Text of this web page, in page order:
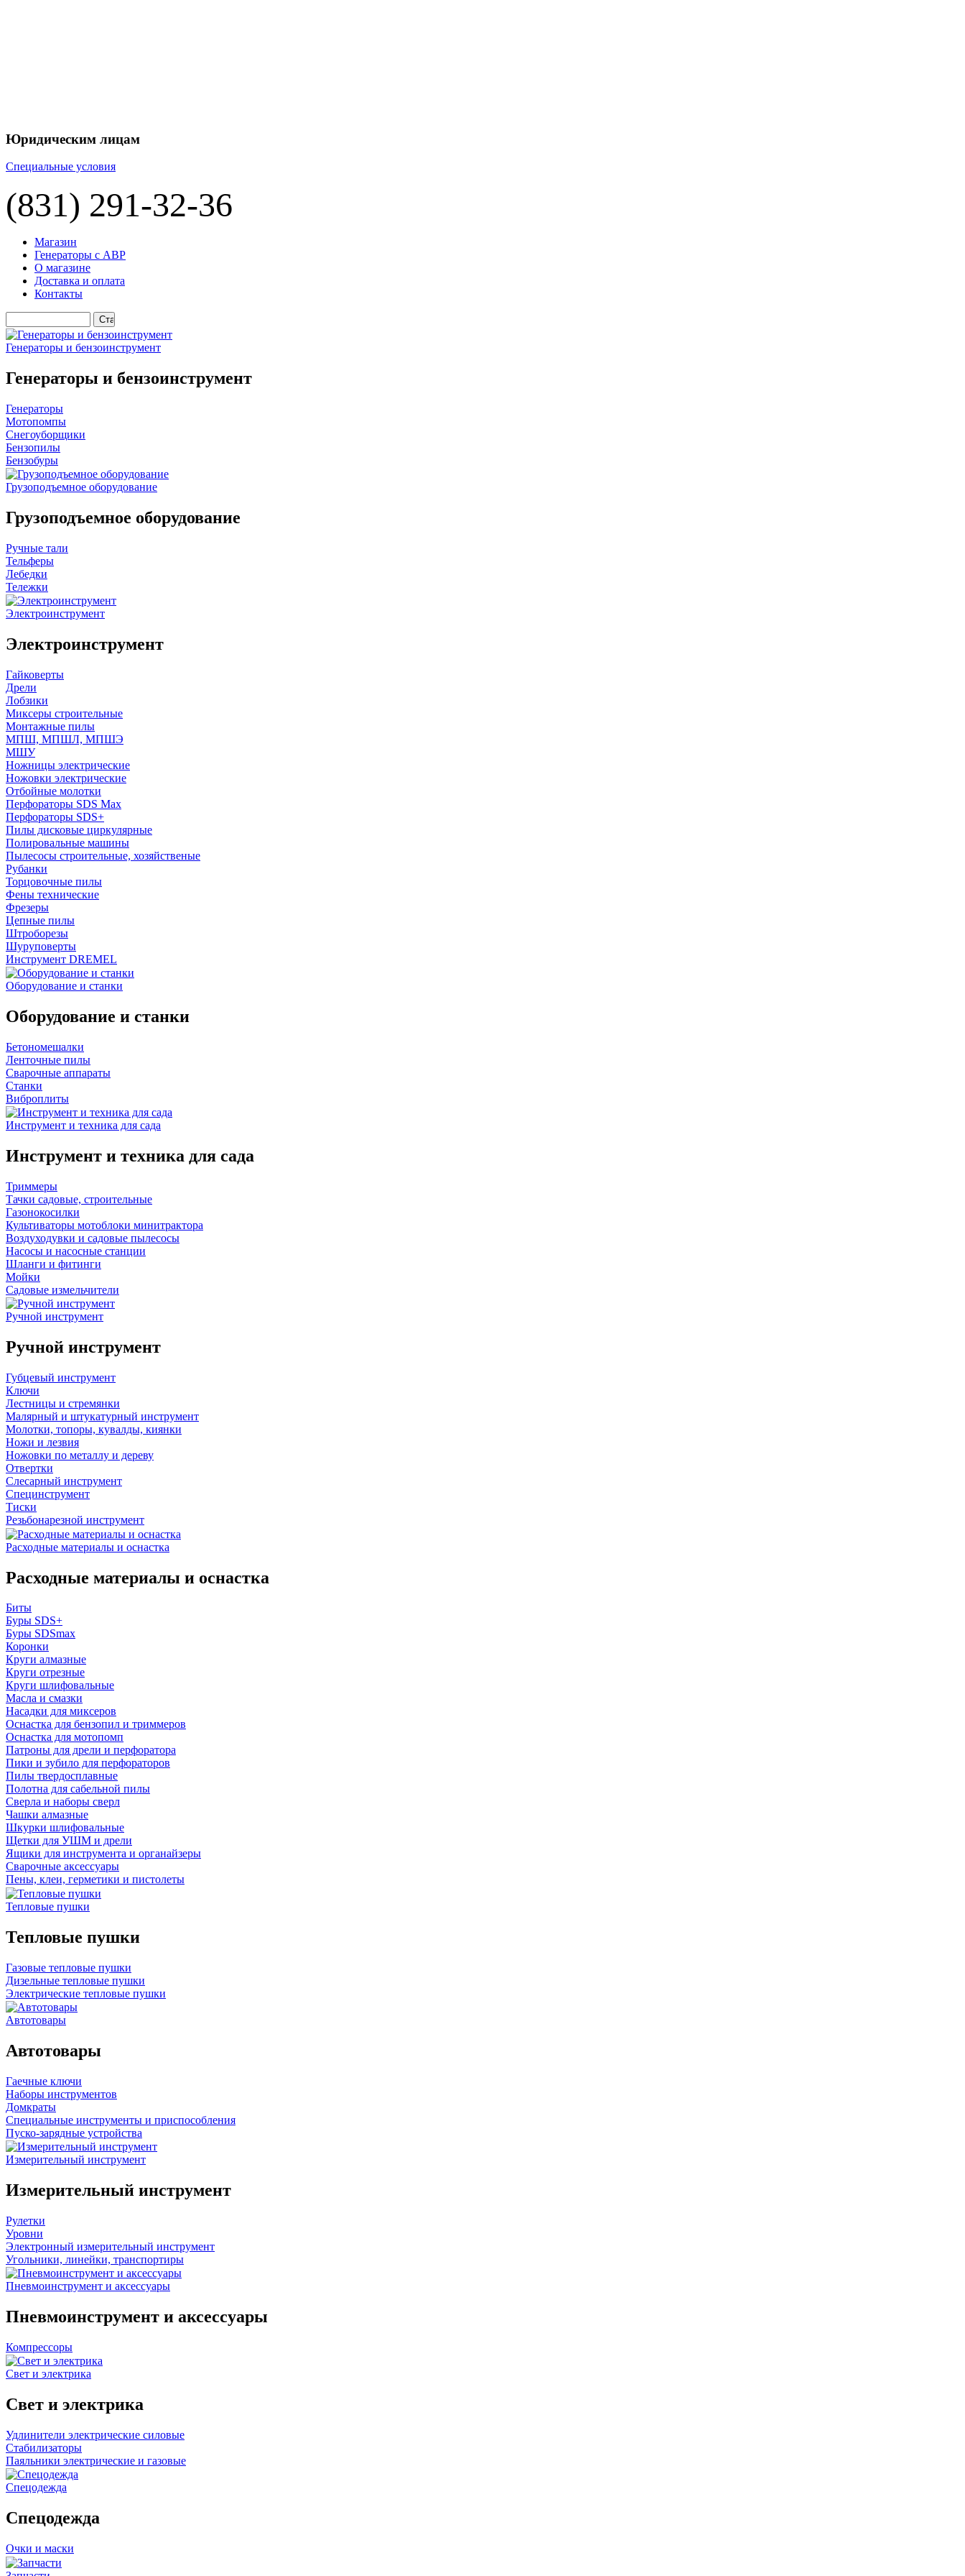
Юридическим лицам
Специальные условия
(831) 291-32-36
Магазин
Генераторы с АВР
О магазине
Доставка и оплата
Контакты
Генераторы и бензоинструмент
Генераторы и бензоинструмент
Генераторы
Мотопомпы
Снегоуборщики
Бензопилы
Бензобуры
Грузоподъемное оборудование
Грузоподъемное оборудование
Ручные тали
Тельферы
Лебедки
Тележки
Электроинструмент
Электроинструмент
Гайковерты
Дрели
Лобзики
Миксеры строительные
Монтажные пилы
МПШ, МПШЛ, МПШЭ
МШУ
Ножницы электрические
Ножовки электрические
Отбойные молотки
Перфораторы SDS Max
Перфораторы SDS+
Пилы дисковые циркулярные
Полировальные машины
Пылесосы строительные, хозяйственые
Рубанки
Торцовочные пилы
Фены технические
Фрезеры
Цепные пилы
Штроборезы
Шуруповерты
Инструмент DREMEL
Оборудование и станки
Оборудование и станки
Бетономешалки
Ленточные пилы
Сварочные аппараты
Станки
Виброплиты
Инструмент и техника для сада
Инструмент и техника для сада
Триммеры
Тачки садовые, строительные
Газонокосилки
Культиваторы мотоблоки минитрактора
Воздуходувки и садовые пылесосы
Насосы и насосные станции
Шланги и фитинги
Мойки
Садовые измельчители
Ручной инструмент
Ручной инструмент
Губцевый инструмент
Ключи
Лестницы и стремянки
Малярный и штукатурный инструмент
Молотки, топоры, кувалды, киянки
Ножи и лезвия
Ножовки по металлу и дереву
Отвертки
Слесарный инструмент
Специнструмент
Тиски
Резьбонарезной инструмент
Расходные материалы и оснастка
Расходные материалы и оснастка
Биты
Буры SDS+
Буры SDSmax
Коронки
Круги алмазные
Круги отрезные
Круги шлифовальные
Масла и смазки
Насадки для миксеров
Оснастка для бензопил и триммеров
Оснастка для мотопомп
Патроны для дрели и перфоратора
Пики и зубило для перфораторов
Пилы твердосплавные
Полотна для сабельной пилы
Сверла и наборы сверл
Чашки алмазные
Шкурки шлифовальные
Щетки для УШМ и дрели
Ящики для инструмента и органайзеры
Сварочные аксессуары
Пены, клеи, герметики и пистолеты
Тепловые пушки
Тепловые пушки
Газовые тепловые пушки
Дизельные тепловые пушки
Электрические тепловые пушки
Автотовары
Автотовары
Гаечные ключи
Наборы инструментов
Домкраты
Специальные инструменты и приспособления
Пуско-зарядные устройства
Измерительный инструмент
Измерительный инструмент
Рулетки
Уровни
Электронный измерительный инструмент
Угольники, линейки, транспортиры
Пневмоинструмент и аксессуары
Пневмоинструмент и аксессуары
Компрессоры
Свет и электрика
Свет и электрика
Удлинители электрические силовые
Стабилизаторы
Паяльники электрические и газовые
Спецодежда
Спецодежда
Очки и маски